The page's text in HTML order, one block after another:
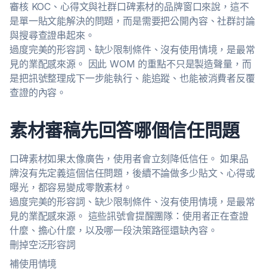
審核 KOC、心得文與社群口碑素材的品牌窗口來說，這不
是單一貼文能解決的問題，而是需要把公開內容、社群討論
與搜尋查證串起來。
過度完美的形容詞、缺少限制條件、沒有使用情境，是最常
見的業配感來源。 因此 WOM 的重點不只是製造聲量，而
是把訊號整理成下一步能執行、能追蹤、也能被消費者反覆
查證的內容。
素材審稿先回答哪個信任問題
口碑素材如果太像廣告，使用者會立刻降低信任。 如果品
牌沒有先定義這個信任問題，後續不論做多少貼文、心得或
曝光，都容易變成零散素材。
過度完美的形容詞、缺少限制條件、沒有使用情境，是最常
見的業配感來源。 這些訊號會提醒團隊：使用者正在查證
什麼、擔心什麼，以及哪一段決策路徑還缺內容。
刪掉空泛形容詞
補使用情境